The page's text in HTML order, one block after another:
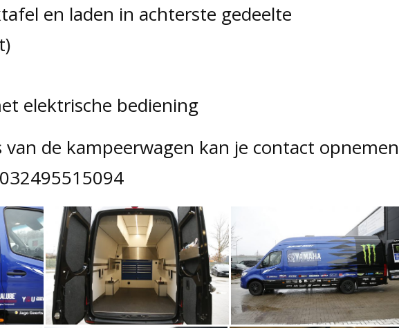
en laden in achterste gedeelte
elektrische bediening
van de kampeerwagen kan je contact opnemen